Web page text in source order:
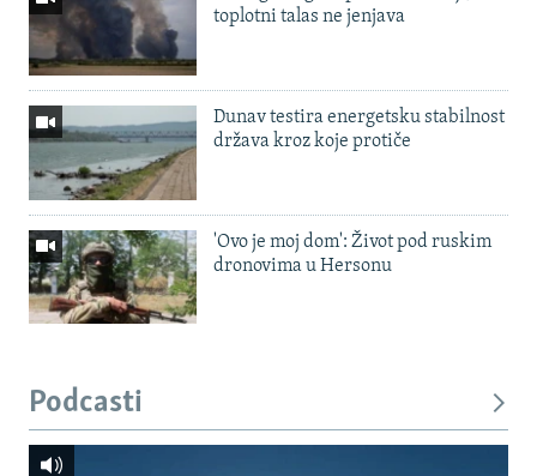
toplotni talas ne jenjava
Dunav testira energetsku stabilnost
država kroz koje protiče
'Ovo je moj dom': Život pod ruskim
dronovima u Hersonu
Podcasti